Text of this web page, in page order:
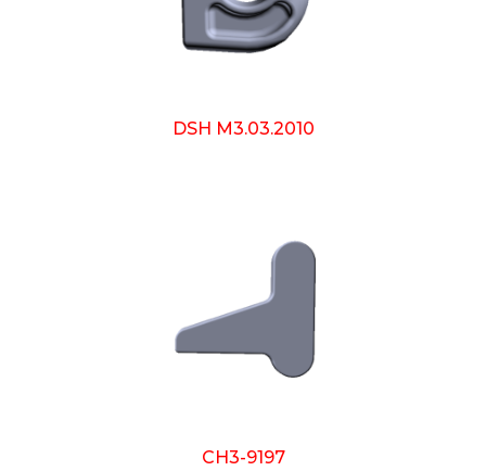
DSH M3.03.2010
CH3-9197